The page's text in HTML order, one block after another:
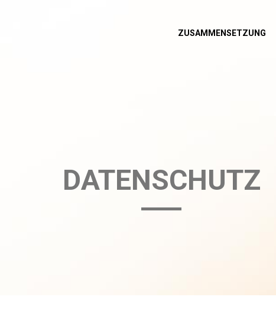
ZUSAMMENSETZUNG
DATENSCHUTZ